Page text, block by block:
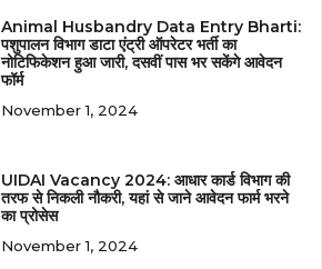
Animal Husbandry Data Entry Bharti:
पशुपालन विभाग डाटा एंट्री ऑपरेटर भर्ती का
नोटिफिकेशन हुआ जारी, दसवीं पास भर सकेंगे आवेदन
फॉर्म
November 1, 2024
UIDAI Vacancy 2024: आधार कार्ड विभाग की
तरफ से निकली नौकरी, यहां से जाने आवेदन फार्म भरने
का प्रोसेस
November 1, 2024